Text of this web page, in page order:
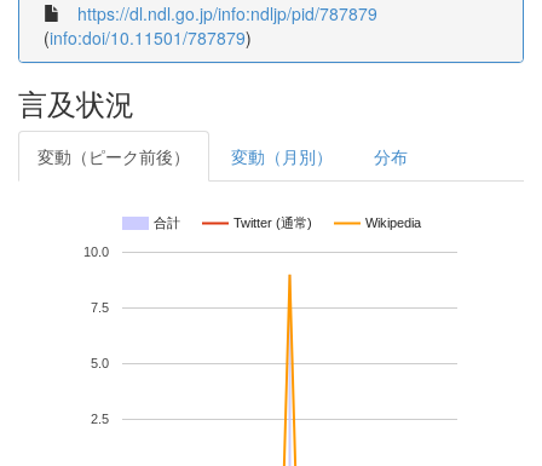
https://dl.ndl.go.jp/info:ndljp/pid/787879
(info:doi/10.11501/787879)
言及状況
変動（ピーク前後） 変動（月別） 分布
合計 Twitter (通常) Wikipedia
2.5
5.0
7.5
10.0